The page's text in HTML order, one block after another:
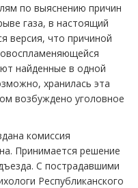
по выяснению причин
газа, в настоящий
версия, что причиной
найденные в одной
хранилась эта
возбуждено уголовное
комиссия
Принимается решение
С пострадавшими
Республиканского